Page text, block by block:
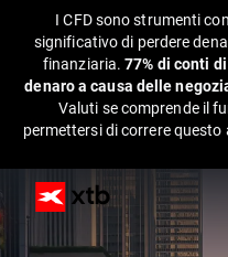
I CFD sono strumenti
significativo di perdere
finanziaria.77% di conti
denaro a causa delle
Valuti se comprende il
permettersi di correre questo